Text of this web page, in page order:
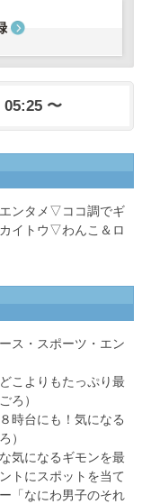
05:25 〜
ンタメ▽ココ調でギ
イトウ▽わんこ＆ロ
ス・スポーツ・エン
こよりもたっぷり最
ろ）
時台にも！気になる
）
気になるギモンを最
トにスポットを当て
「なにわ男子のそれ